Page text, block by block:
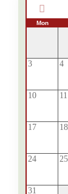
Mon
3 4
10 11
17 18
24 25
31